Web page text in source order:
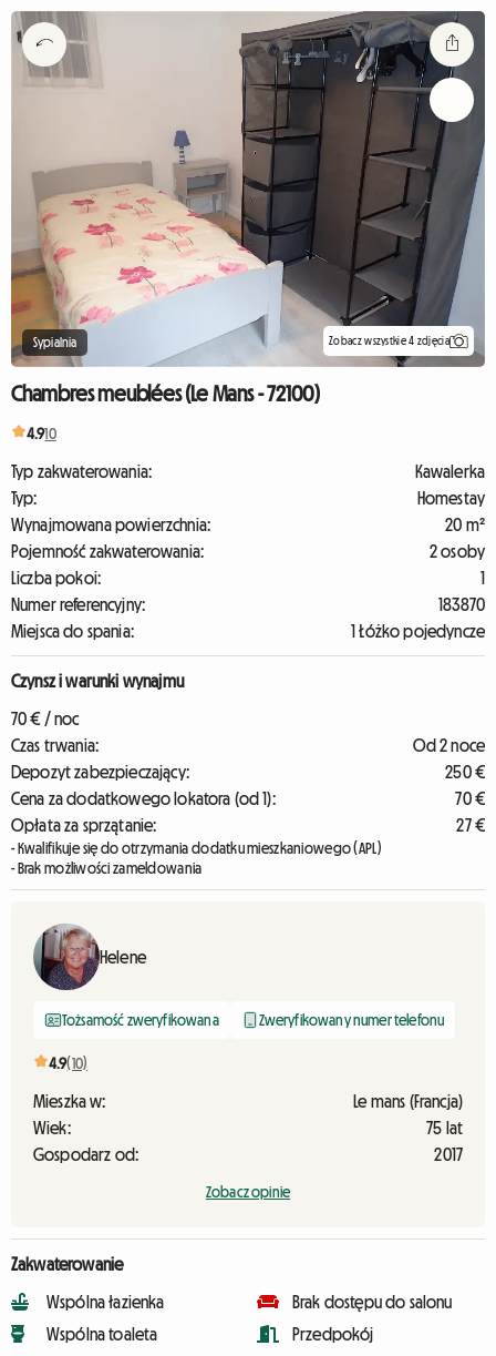
Sypialnia Zobacz wszystkie 4 zdjęcia
Chambres meublées (Le Mans - 72100)
4.910
Typ zakwaterowania:
Kawalerka
Typ:
Homestay
Wynajmowana powierzchnia:
20 m²
Pojemność zakwaterowania:
2 osoby
Liczba pokoi:
1
Numer referencyjny:
183870
Miejsca do spania:
1 Łóżko pojedyncze
Czynsz i warunki wynajmu
70 € / noc
Czas trwania:
Od 2 noce
Depozyt zabezpieczający:
250 €
Cena za dodatkowego lokatora (od 1):
70 €
Opłata za sprzątanie:
27 €
- Kwalifikuje się do otrzymania dodatku mieszkaniowego (APL)
- Brak możliwości zameldowania
Helene
Tożsamość zweryfikowana Zweryfikowany numer telefonu
4.9(10)
Mieszka w:
Le mans (Francja)
Wiek:
75 lat
Gospodarz od:
2017
Zobacz opinie
Zakwaterowanie
Wspólna łazienka
Wspólna toaleta
Brak dostępu do salonu
Przedpokój